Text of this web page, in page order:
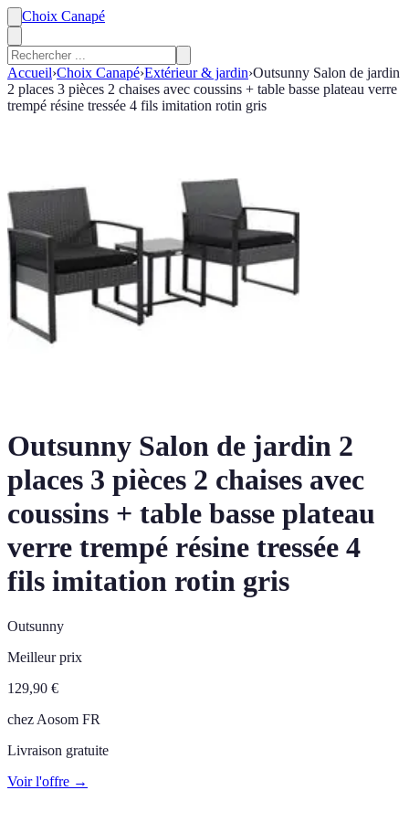
Choix Canapé
Accueil›Choix Canapé›Extérieur & jardin›Outsunny Salon de jardin
2 places 3 pièces 2 chaises avec coussins + table basse plateau verre
trempé résine tressée 4 fils imitation rotin gris
Outsunny Salon de jardin 2
places 3 pièces 2 chaises avec
coussins + table basse plateau
verre trempé résine tressée 4
fils imitation rotin gris
Outsunny
Meilleur prix
129,90 €
chez Aosom FR
Livraison gratuite
Voir l'offre →